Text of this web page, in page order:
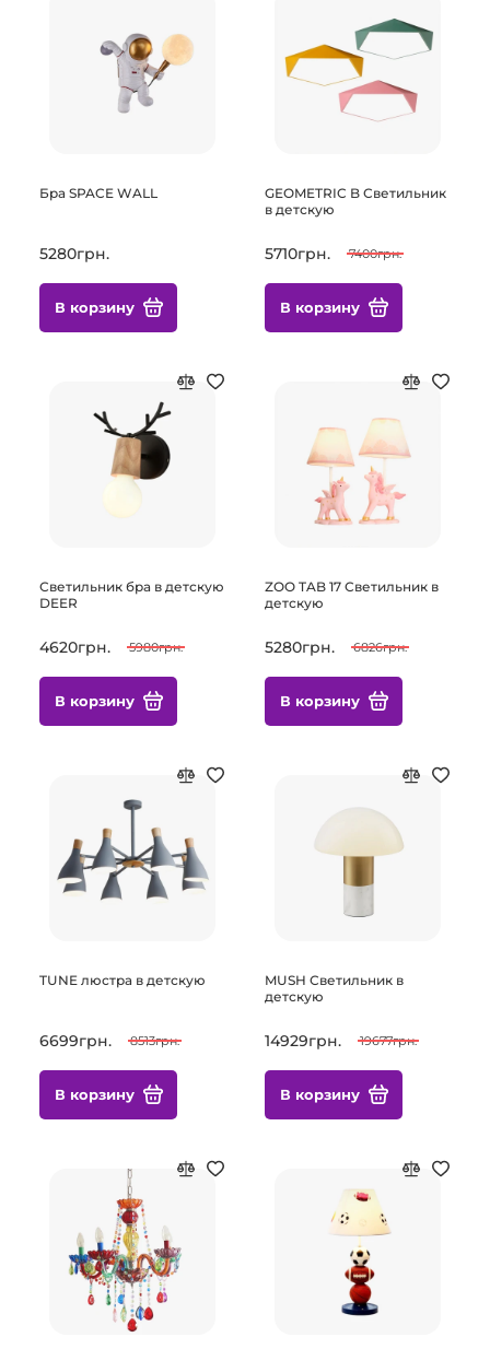
Бра SPACE WALL
5280грн.
В корзину
GEOMETRIC B Светильник
в детскую
5710грн. 7400грн.
В корзину
Светильник бра в детскую
DEER
4620грн. 5980грн.
В корзину
ZOO TAB 17 Светильник в
детскую
5280грн. 6826грн.
В корзину
TUNE люстра в детскую
6699грн. 8513грн.
В корзину
MUSH Светильник в
детскую
14929грн. 19677грн.
В корзину